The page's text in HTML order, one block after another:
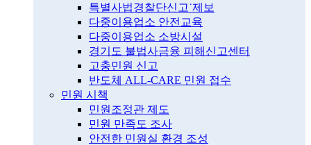
특별사법경찰단신고˙제보
다중이용업소 안전교육
다중이용업소 소방시설
경기도 불법사금융 피해신고센터
고충민원 신고
반도체 ALL-CARE 민원 접수
민원 시책
민원조정관 제도
민원 만족도 조사
안전한 민원실 환경 조성